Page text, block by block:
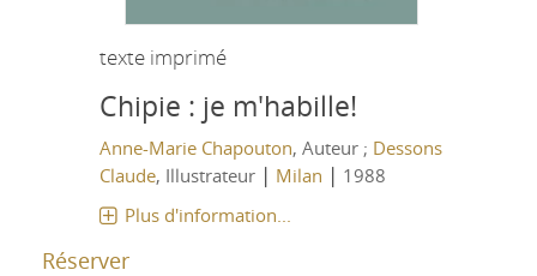
texte imprimé
Chipie : je m'habille!
Anne-Marie Chapouton, Auteur ; Dessons
Claude, Illustrateur | Milan | 1988
Plus d'information...
Réserver